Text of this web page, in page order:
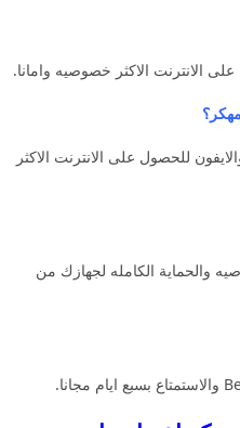
الانترنت الاكثر خصوصيه وامانا.
للحصول على الانترنت الاكثر
والحماية الكامله لجهازك من